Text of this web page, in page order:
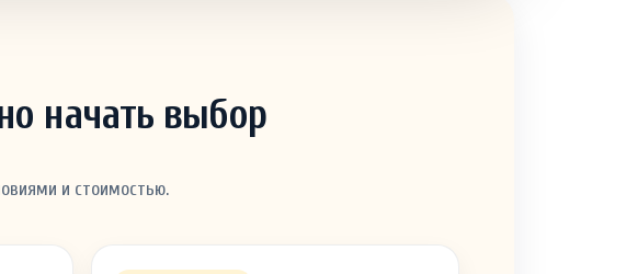
начать выбор
и стоимостью.